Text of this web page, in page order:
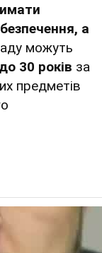
а
можуть
30 років за
предметів